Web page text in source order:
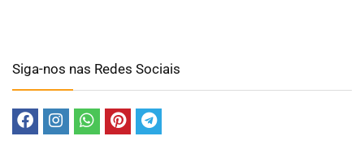
Siga-nos nas Redes Sociais